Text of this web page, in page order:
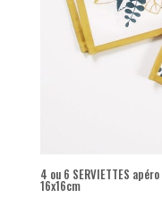
4 ou 6 SERVIETTES
16x16cm